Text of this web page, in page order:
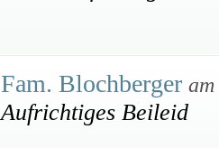
Fam. Blochberger
Aufrichtiges Beileid